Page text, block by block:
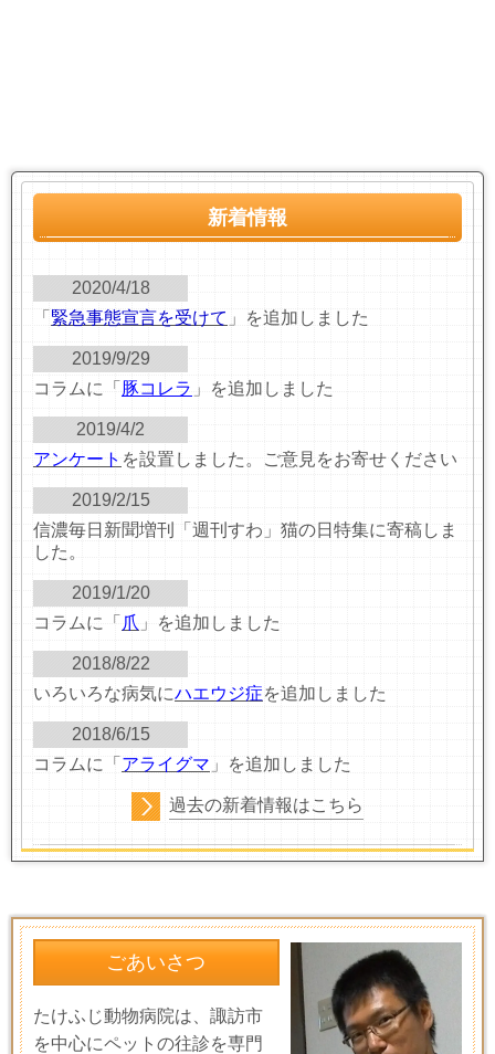
新着情報
2020/4/18
「 緊急事態宣言を受けて 」を追加しました
2019/9/29
コラムに「 豚コレラ 」を追加しました
2019/4/2
アンケート を設置しました。ご意見をお寄せください
2019/2/15
信濃毎日新聞増刊「週刊すわ」猫の日特集に寄稿しま
した。
2019/1/20
コラムに「 爪 」を追加しました
2018/8/22
いろいろな病気にハエウジ症を追加しました
2018/6/15
コラムに「 アライグマ 」を追加しました
過去の新着情報はこちら
ごあいさつ
たけふじ動物病院は、諏訪市
を中心にペットの往診を専門